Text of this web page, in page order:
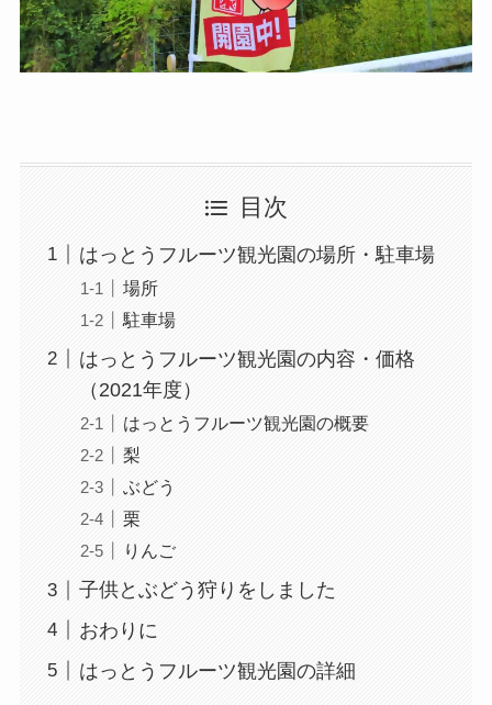
目次
はっとうフルーツ観光園の場所・駐車場
場所
駐車場
はっとうフルーツ観光園の内容・価格
（2021年度）
はっとうフルーツ観光園の概要
梨
ぶどう
栗
りんご
子供とぶどう狩りをしました
おわりに
はっとうフルーツ観光園の詳細